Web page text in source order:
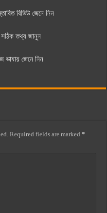
রিভিউ জেনে নিন
সঠিক তথ্য জানুন
ভাষায় জেনে নিন
Required fields are marked*